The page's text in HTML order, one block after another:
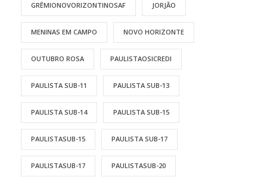
GRÊMIONOVORIZONTINOSAF JORJÃO
MENINAS EM CAMPO NOVO HORIZONTE
OUTUBRO ROSA PAULISTAOSICREDI
PAULISTA SUB-11 PAULISTA SUB-13
PAULISTA SUB-14 PAULISTA SUB-15
PAULISTASUB-15 PAULISTA SUB-17
PAULISTASUB-17 PAULISTASUB-20